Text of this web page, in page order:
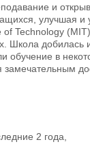
и
улучшая и
Technology
Школа добилась
обучение в
замечательным
2 года,